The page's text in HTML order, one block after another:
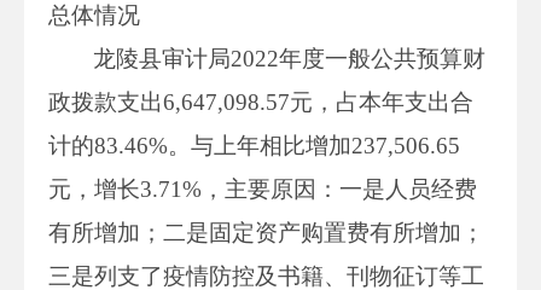
总体情况
龙陵县审计局2022年度一般公共预算财
政拨款支出6,647,098.57元，占本年支出合
计的83.46%。与上年相比增加237,506.65
元，增长3.71%，主要原因：一是人员经费
有所增加；二是固定资产购置费有所增加；
三是列支了疫情防控及书籍、刊物征订等工